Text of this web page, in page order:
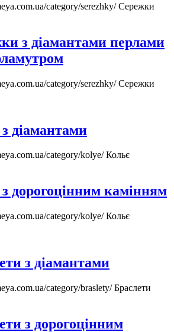
category/serezhky/Сережки
з діамантами перлами
category/serezhky/Сережки
діамантами
category/kolye/Кольє
дорогоцінним камінням
category/kolye/Кольє
з діамантами
category/braslety/Браслети
з дорогоцінним